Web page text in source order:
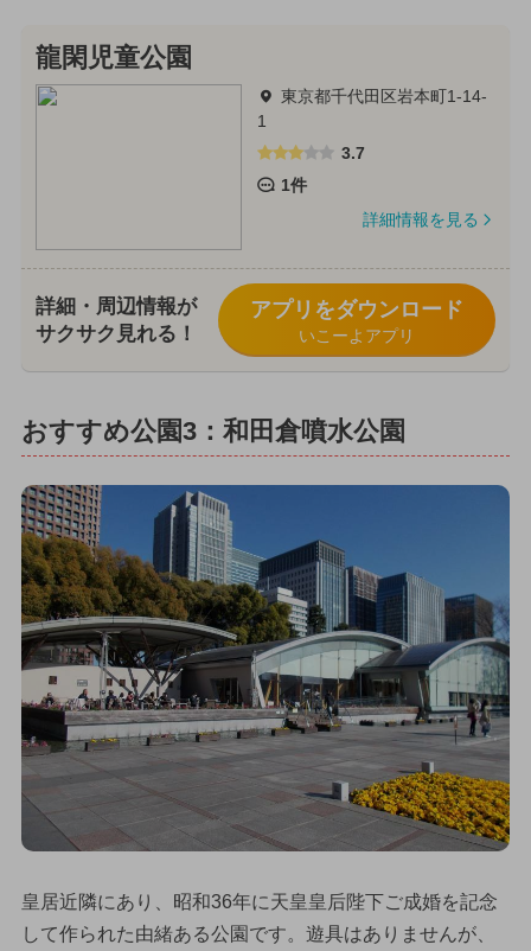
龍閑児童公園
東京都千代田区岩本町1-14-
1
3.7
1件
詳細情報を見る
詳細・周辺情報が
サクサク見れる！
アプリをダウンロード
いこーよアプリ
おすすめ公園3：和田倉噴水公園
皇居近隣にあり、昭和36年に天皇皇后陛下ご成婚を記念
して作られた由緒ある公園です。遊具はありませんが、